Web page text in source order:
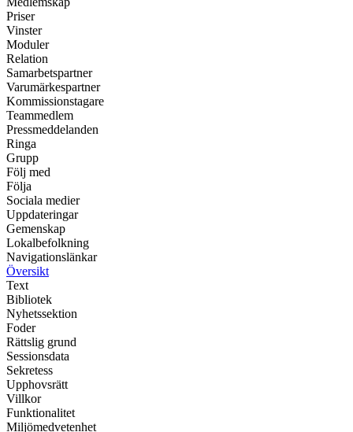
Priser
Vinster
Moduler
Relation
Samarbetspartner
Varumärkespartner
Kommissionstagare
Teammedlem
Pressmeddelanden
Ringa
Grupp
Följ med
Följa
Sociala medier
Uppdateringar
Gemenskap
Lokalbefolkning
Navigationslänkar
Översikt
Text
Bibliotek
Nyhetssektion
Foder
Rättslig grund
Sessionsdata
Sekretess
Upphovsrätt
Villkor
Funktionalitet
Miljömedvetenhet